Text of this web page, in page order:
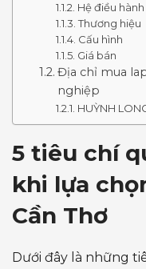
Hệ điều hành
Thương hiệu
Cấu hình
Giá bán
Địa chỉ mua
nghiệp
HUỲNH
5 tiêu chí
khi lựa
Cần Thơ
Dưới đây là những